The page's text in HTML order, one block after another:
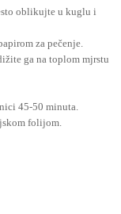
oblikujte u kuglu i
za pečenje.
ga na toplom mjrstu
45-50 minuta.
folijom.